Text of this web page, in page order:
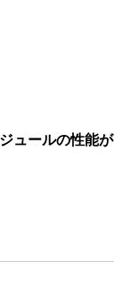
ュールの性能が